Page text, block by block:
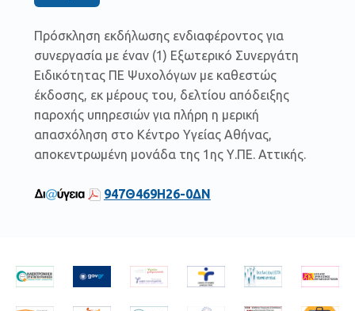
Πρόσκληση εκδήλωσης ενδιαφέροντος για
συνεργασία με έναν (1) Εξωτερικό Συνεργάτη
Ειδικότητας ΠΕ Ψυχολόγων με καθεστώς
έκδοσης, εκ μέρους του, δελτίου απόδειξης
παροχής υπηρεσιών για πλήρη η μερική
απασχόληση στο Κέντρο Υγείας Αθήνας,
αποκεντρωμένη μονάδα της 1ης Υ.ΠΕ. Αττικής.
947Θ469Η26-0ΔΝ